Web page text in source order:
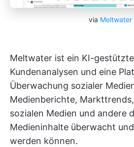
via Meltwater
Meltwater ist ein KI-
Kundenanalysen und eine
Überwachung sozialer
Medienberichte,
sozialen Medien und andere
Medieninhalte überwacht
werden können.